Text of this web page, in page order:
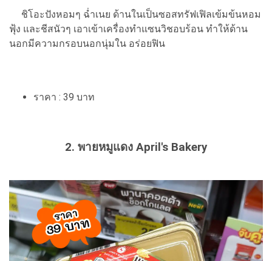
ชิโอะปังหอมๆ ฉ่ำเนย ด้านในเป็นซอสทรัฟเฟิลเข้มข้นหอม
ฟุ้ง และชีสนัวๆ เอาเข้าเครื่องทำแซนวิชอบร้อน ทำให้ด้าน
นอกมีความกรอบนอกนุ่มใน อร่อยฟิน
ราคา : 39 บาท
2. พายหมูแดง April's Bakery